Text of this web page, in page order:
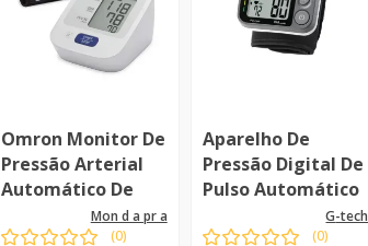
Omron Monitor De
Pressão Arterial
Automático De
Braço Hem-7122
mon d a pr a
(0)
Aparelho De
Pressão Digital De
Pulso Automático
Gp450Sp - G-Tech
g-tech
(0)